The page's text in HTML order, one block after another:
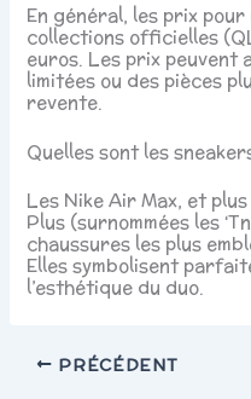
En général, les prix
collections officielles
euros. Les prix peuvent
limitées ou des pièces
revente.
Quelles sont les
Les Nike Air Max, et
Plus (surnommées les
chaussures les plus
Elles symbolisent
l’esthétique du duo.
PRÉCÉDENT